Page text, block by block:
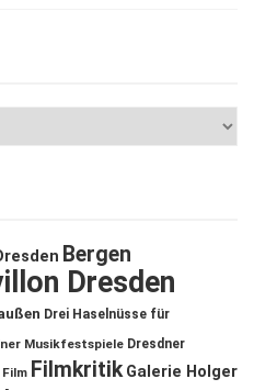
Bergen
Dresden
Drei Haselnüsse für
Musikfestspiele Dresdner
Film Filmkritik Galerie Holger